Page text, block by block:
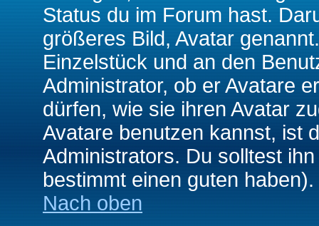
Status du im Forum hast.
größeres Bild, Avatar
Einzelstück und an den
Administrator, ob er Avatare
dürfen, wie sie ihren Avatar
Avatare benutzen kannst, ist
Administrators. Du solltest
bestimmt einen guten haben).
Nach oben